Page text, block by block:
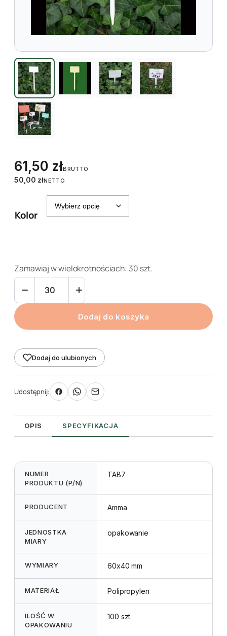
61,50 złBRUTTO
50,00 złNETTO
Kolor
Zamawiaj w wielokrotnościach: 30 szt.
ilość
Tabliczka
do
oznaczania
roślin
Nr
7
-
6
cm
100szt.
Dodaj do koszyka
Dodaj do ulubionych
Udostępnij:
OPIS SPECYFIKACJA
NUMER
PRODUKTU (P/N)
TAB7
PRODUCENT Amma
JEDNOSTKA
MIARY
opakowanie
WYMIARY 60x40 mm
MATERIAŁ Polipropylen
ILOŚĆ W
OPAKOWANIU
100 szt.